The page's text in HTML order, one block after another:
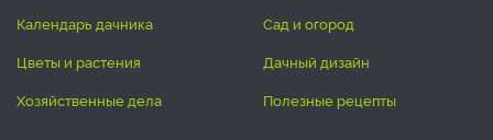
календарь дачника
сад и огород
цветы и растения
дачный дизайн
хозяйственные дела
полезные рецепты